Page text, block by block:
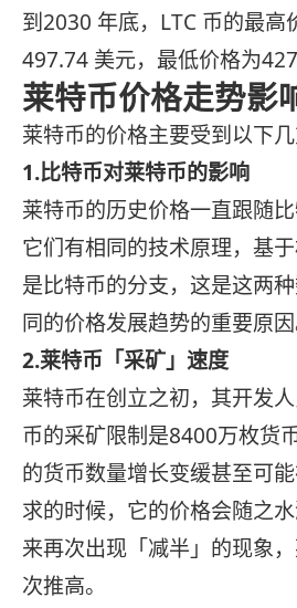
到2030 年底，LTC 币的最高
497.74 美元，最低价格为
莱特币价格走势影
莱特币的价格主要受到以下几
1.比特币对莱特币的影响
莱特币的历史价格一直跟随比
它们有相同的技术原理，基
是比特币的分支，这是这两
同的价格发展趋势的重要原因
2.莱特币「采矿」速度
莱特币在创立之初，其开发
币的采矿限制是8400万枚货
的货币数量增长变缓甚至可
求的时候，它的价格会随之
来再次出现「减半」的现象
次推高。